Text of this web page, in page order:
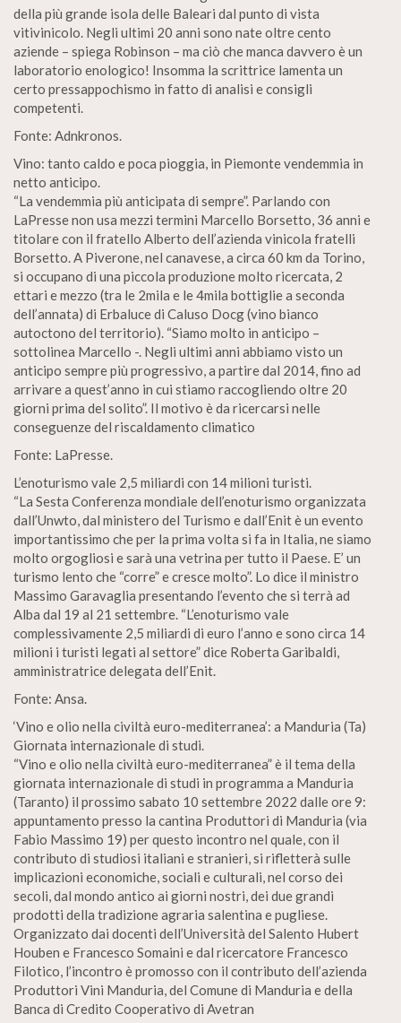
della più grande isola delle Baleari dal punto di vista
vitivinicolo. Negli ultimi 20 anni sono nate oltre cento
aziende – spiega Robinson – ma ciò che manca davvero è un
laboratorio enologico! Insomma la scrittrice lamenta un
certo pressappochismo in fatto di analisi e consigli
competenti.
Fonte: Adnkronos.
Vino: tanto caldo e poca pioggia, in Piemonte vendemmia in
netto anticipo.
“La vendemmia più anticipata di sempre”. Parlando con
LaPresse non usa mezzi termini Marcello Borsetto, 36 anni e
titolare con il fratello Alberto dell’azienda vinicola fratelli
Borsetto. A Piverone, nel canavese, a circa 60 km da Torino,
si occupano di una piccola produzione molto ricercata, 2
ettari e mezzo (tra le 2mila e le 4mila bottiglie a seconda
dell’annata) di Erbaluce di Caluso Docg (vino bianco
autoctono del territorio). “Siamo molto in anticipo –
sottolinea Marcello -. Negli ultimi anni abbiamo visto un
anticipo sempre più progressivo, a partire dal 2014, fino ad
arrivare a quest’anno in cui stiamo raccogliendo oltre 20
giorni prima del solito”. Il motivo è da ricercarsi nelle
conseguenze del riscaldamento climatico
Fonte: LaPresse.
L’enoturismo vale 2,5 miliardi con 14 milioni turisti.
“La Sesta Conferenza mondiale dell’enoturismo organizzata
dall’Unwto, dal ministero del Turismo e dall’Enit è un evento
importantissimo che per la prima volta si fa in Italia, ne siamo
molto orgogliosi e sarà una vetrina per tutto il Paese. E’ un
turismo lento che “corre” e cresce molto”. Lo dice il ministro
Massimo Garavaglia presentando l’evento che si terrà ad
Alba dal 19 al 21 settembre. “L’enoturismo vale
complessivamente 2,5 miliardi di euro l’anno e sono circa 14
milioni i turisti legati al settore” dice Roberta Garibaldi,
amministratrice delegata dell’Enit.
Fonte: Ansa.
‘Vino e olio nella civiltà euro-mediterranea’: a Manduria (Ta)
Giornata internazionale di studi.
“Vino e olio nella civiltà euro-mediterranea” è il tema della
giornata internazionale di studi in programma a Manduria
(Taranto) il prossimo sabato 10 settembre 2022 dalle ore 9:
appuntamento presso la cantina Produttori di Manduria (via
Fabio Massimo 19) per questo incontro nel quale, con il
contributo di studiosi italiani e stranieri, si rifletterà sulle
implicazioni economiche, sociali e culturali, nel corso dei
secoli, dal mondo antico ai giorni nostri, dei due grandi
prodotti della tradizione agraria salentina e pugliese.
Organizzato dai docenti dell’Università del Salento Hubert
Houben e Francesco Somaini e dal ricercatore Francesco
Filotico, l’incontro è promosso con il contributo dell’azienda
Produttori Vini Manduria, del Comune di Manduria e della
Banca di Credito Cooperativo di Avetran